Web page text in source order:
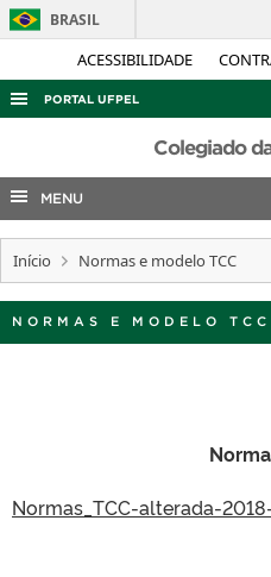
ACESSIBILIDADE
BRASIL
PORTAL UFPEL
ACESSO À INFORMAÇÃO
AUDITORIA
COBALTO
CONCURSOS
EDITAIS
INTERNACIONAL
Colegiado
MENU
Início Normas e modelo TCC
NORMAS E MODELO TCC
Normas_TCC-alterada-